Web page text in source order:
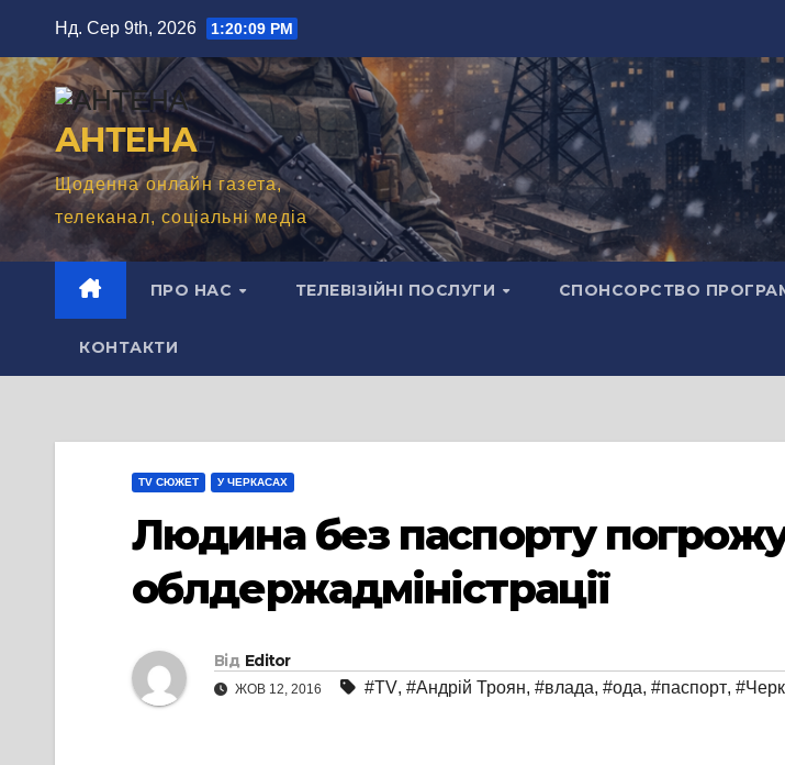
вмісту
Нд. Сер 9th, 2026 1:20:10 PM
АНТЕНА
Щоденна онлайн газета,
телеканал, соціальні медіа
ПРО НАС ТЕЛЕВІЗІЙНІ ПОСЛУГИ СПОНСОРСТВО
КОНТАКТИ
TV СЮЖЕТ У ЧЕРКАСАХ
Людина без паспорту
облдержадміністрації
Від Editor
ЖОВ 12, 2016 #TV, #Андрій Троян, #влада, #ода, #паспорт,